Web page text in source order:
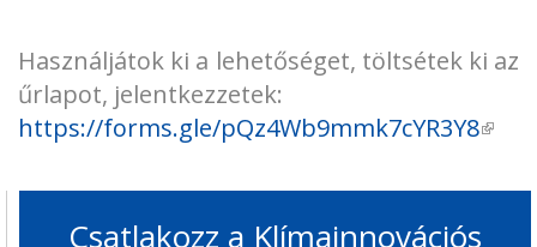
Használjátok ki a lehetőséget, töltsétek ki az
űrlapot, jelentkezzetek:
https://forms.gle/pQz4Wb9mmk7cYR3Y8
Csatlakozz a Klímainnovációs